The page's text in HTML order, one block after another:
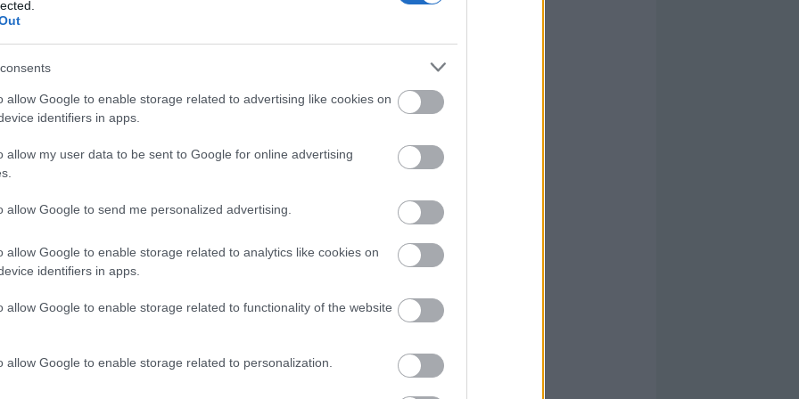
allow Google to enable storage related to advertising like cookies on
identifiers in apps.
allow my user data to be sent to Google for online advertising
allow Google to send me personalized advertising.
allow Google to enable storage related to analytics like cookies on
identifiers in apps.
allow Google to enable storage related to functionality of the website
allow Google to enable storage related to personalization.
11 ideal de la jornada 32
abril 2025 PorJesus Gallo|
y Borja Iglesias llegaron a los 21 puntos en la jornada
Leer más »
11 ideal de la jornada 19
David Soria y Kubo, los jugadores con más puntos en el 11
de la jornada 19 de Comunio.